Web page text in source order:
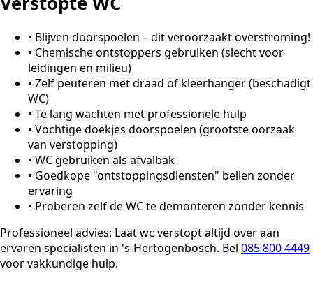
• Blijven doorspoelen – dit veroorzaakt overstroming!
• Chemische ontstoppers gebruiken (slecht voor
leidingen en milieu)
• Zelf peuteren met draad of kleerhanger (beschadigt
WC)
• Te lang wachten met professionele hulp
• Vochtige doekjes doorspoelen (grootste oorzaak
van verstopping)
• WC gebruiken als afvalbak
• Goedkope "ontstoppingsdiensten" bellen zonder
ervaring
• Proberen zelf de WC te demonteren zonder kennis
Professioneel advies: Laat wc verstopt altijd over aan
ervaren specialisten in 's-Hertogenbosch. Bel 085 800 4449
voor vakkundige hulp.